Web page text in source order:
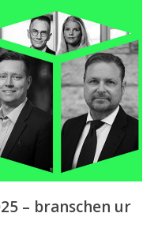
– branschen ur